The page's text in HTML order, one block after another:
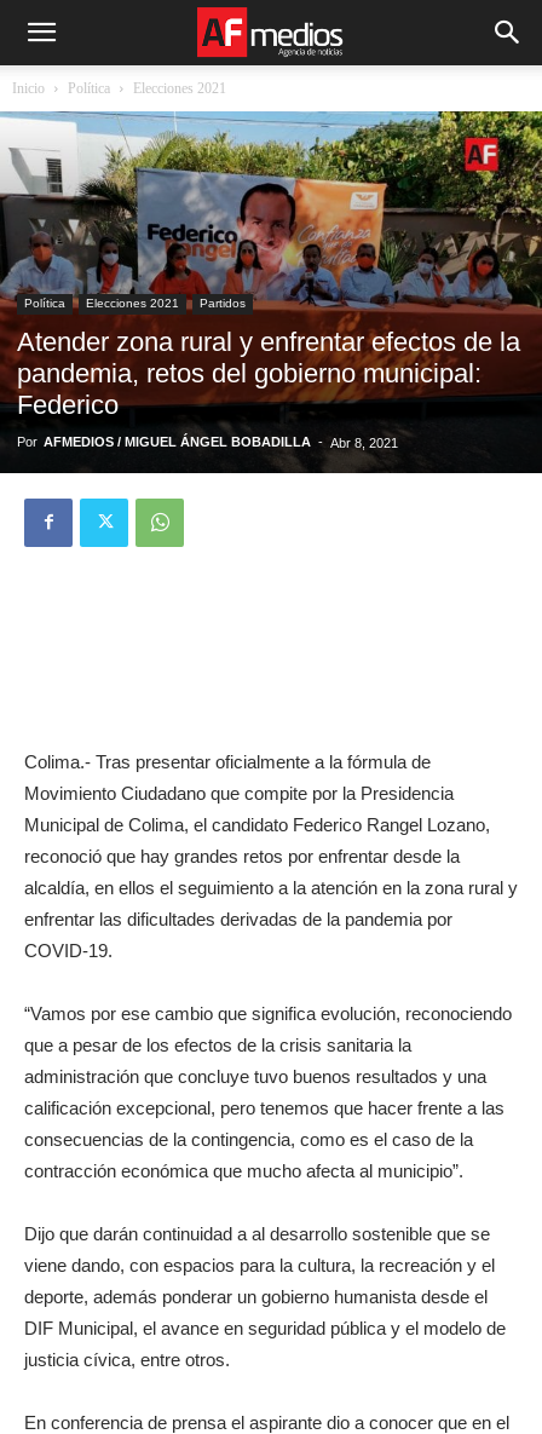
Inicio Política Elecciones 2021
Política Elecciones 2021 Partidos
Atender zona rural y enfrentar efectos de la
pandemia, retos del gobierno municipal:
Federico
Por AFMEDIOS / MIGUEL ÁNGEL BOBADILLA - Abr 8, 2021
Colima.- Tras presentar oficialmente a la fórmula de
Movimiento Ciudadano que compite por la Presidencia
Municipal de Colima, el candidato Federico Rangel Lozano,
reconoció que hay grandes retos por enfrentar desde la
alcaldía, en ellos el seguimiento a la atención en la zona rural y
enfrentar las dificultades derivadas de la pandemia por
COVID-19.
“Vamos por ese cambio que significa evolución, reconociendo
que a pesar de los efectos de la crisis sanitaria la
administración que concluye tuvo buenos resultados y una
calificación excepcional, pero tenemos que hacer frente a las
consecuencias de la contingencia, como es el caso de la
contracción económica que mucho afecta al municipio”.
Dijo que darán continuidad a al desarrollo sostenible que se
viene dando, con espacios para la cultura, la recreación y el
deporte, además ponderar un gobierno humanista desde el
DIF Municipal, el avance en seguridad pública y el modelo de
justicia cívica, entre otros.
En conferencia de prensa el aspirante dio a conocer que en el